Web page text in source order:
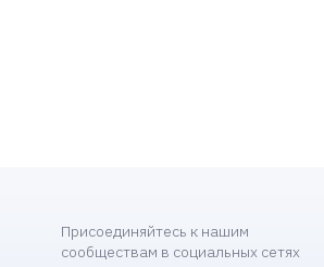
Присоединяйтесь к нашим
сообществам в социальных сетях